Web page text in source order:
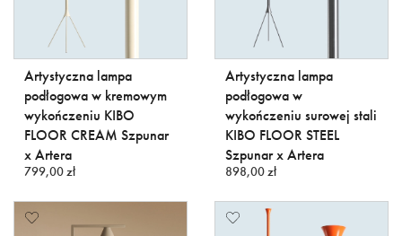
Artystyczna lampa
podłogowa w kremowym
wykończeniu KIBO
FLOOR CREAM Szpunar
x Artera
799,00 zł
Artystyczna lampa
podłogowa w
wykończeniu surowej stali
KIBO FLOOR STEEL
Szpunar x Artera
898,00 zł